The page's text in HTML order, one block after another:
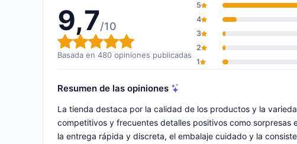
9,7/10
Calificación global: 9,7 de 10
Basada en 480 opiniones publicadas
5
4
3
2
1
Resumen de las opiniones
La tienda destaca por la calidad de los productos y la
competitivos y frecuentes detalles positivos como sorpresas
la entrega rápida y discreta, el embalaje cuidado y la